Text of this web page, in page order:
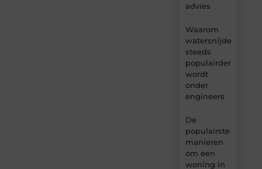
advies
Waarom
watersnijden
steeds
populairder
wordt
onder
engineers
De
populairste
manieren
om een
woning in